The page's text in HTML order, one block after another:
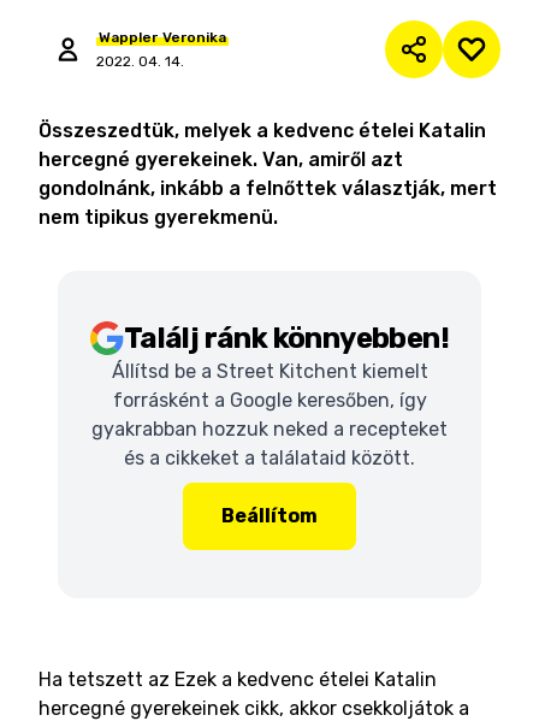
Wappler Veronika
2022. 04. 14.
Összeszedtük, melyek a kedvenc ételei Katalin
hercegné gyerekeinek. Van, amiről azt
gondolnánk, inkább a felnőttek választják, mert
nem tipikus gyerekmenü.
Találj ránk könnyebben!
Állítsd be a Street Kitchent kiemelt
forrásként a Google keresőben, így
gyakrabban hozzuk neked a recepteket
és a cikkeket a találataid között.
Beállítom
Ha tetszett az Ezek a kedvenc ételei Katalin
hercegné gyerekeinek cikk, akkor csekkoljátok a